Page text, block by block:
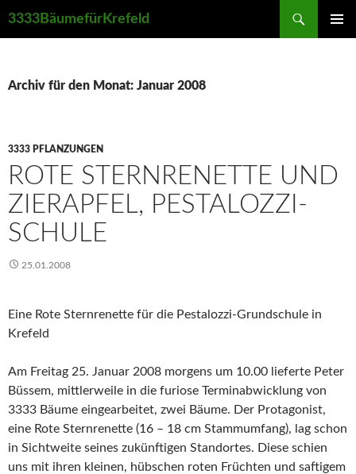
3333BäumefürKrefeld
Archiv für den Monat: Januar 2008
3333 PFLANZUNGEN
ROTE STERNRENETTE UND
ZIERAPFEL, PESTALOZZI-
SCHULE
25.01.2008
Eine Rote Sternrenette für die Pestalozzi-Grundschule in
Krefeld
Am Freitag 25. Januar 2008 morgens um 10.00 lieferte Peter
Büssem, mittlerweile in die furiose Terminabwicklung von
3333 Bäume eingearbeitet, zwei Bäume. Der Protagonist,
eine Rote Sternrenette (16 – 18 cm Stammumfang), lag schon
in Sichtweite seines zukünftigen Standortes. Diese schien
uns mit ihren kleinen, hübschen roten Früchten und saftigem